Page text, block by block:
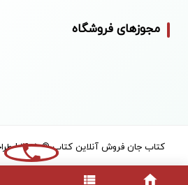
مجوزهای فروشگاه
کتاب جان فروش آنلاین کتاب © 1405 | طراحی و توسعه با